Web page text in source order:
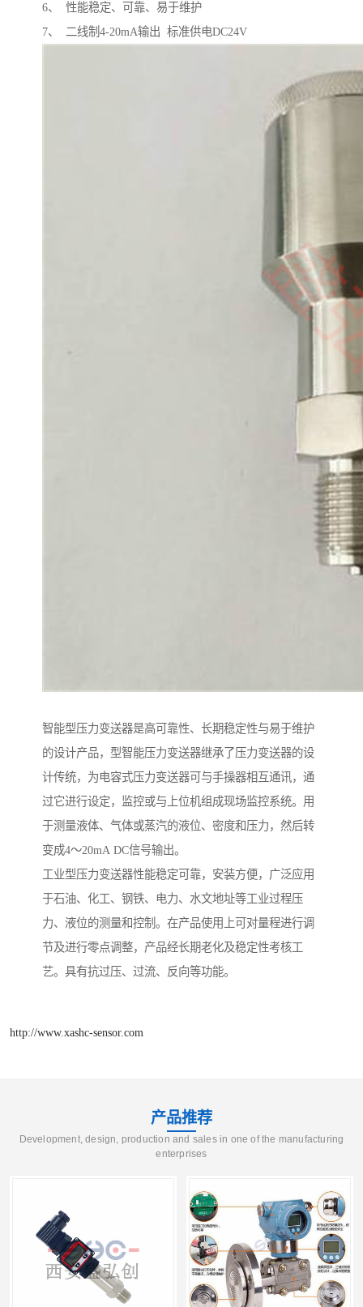
6、 性能稳定、可靠、易于维护
7、 二线制4-20mA输出 标准供电DC24V
智能型压力变送器是高可靠性、长期稳定性与易于维护
的设计产品，型智能压力变送器继承了压力变送器的设
计传统，为电容式压力变送器可与手操器相互通讯，通
过它进行设定，监控或与上位机组成现场监控系统。用
于测量液体、气体或蒸汽的液位、密度和压力，然后转
变成4～20mA DC信号输出。
工业型压力变送器性能稳定可靠，安装方便，广泛应用
于石油、化工、钢铁、电力、水文地址等工业过程压
力、液位的测量和控制。在产品使用上可对量程进行调
节及进行零点调整，产品经长期老化及稳定性考核工
艺。具有抗过压、过流、反向等功能。
http://www.xashc-sensor.com
产品推荐
Development, design, production and sales in one of the manufacturing
enterprises